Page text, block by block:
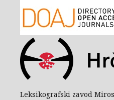
Leksikografski zavod